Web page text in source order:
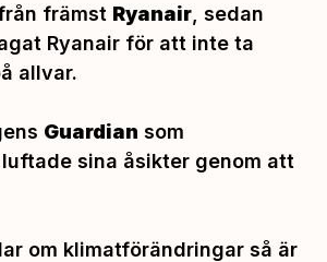
främst Ryanair , sedan
Ryanair för att inte ta
allvar.
Guardian som
sina åsikter genom att
om klimatförändringar så är